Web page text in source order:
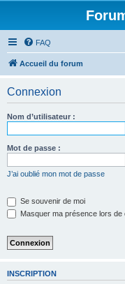
FAQ
Accueil du forum
Connexion
Nom d’utilisateur :
Mot de passe :
J’ai oublié mon mot de passe
Se souvenir de moi
Masquer ma présence lors de
INSCRIPTION